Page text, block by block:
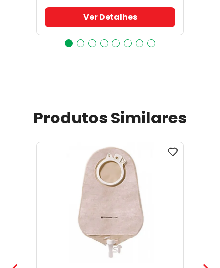
Ver Detalhes
Produtos Similares